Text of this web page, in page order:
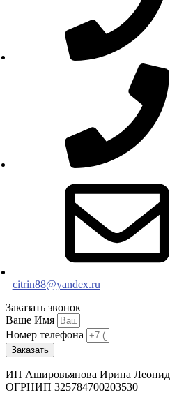
citrin88@yandex.ru
Заказать звонок
Ваше Имя
Номер телефона
Заказать
ИП Ашировьянова Ирина
ОГРНИП 325784700203530